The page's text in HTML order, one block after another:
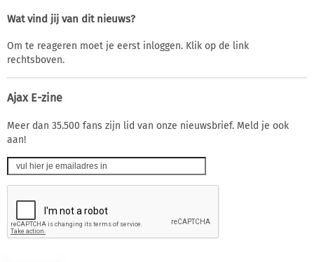
Wat vind jij van dit nieuws?
Om te reageren moet je eerst inloggen. Klik op de link
rechtsboven.
Ajax E-zine
Meer dan 35.500 fans zijn lid van onze nieuwsbrief. Meld je ook
aan!